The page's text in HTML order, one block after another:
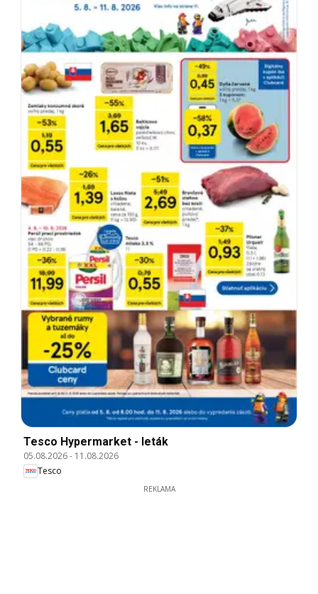
Tesco Hypermarket - leták
05.08.2026- 11.08.2026
Tesco
REKLAMA